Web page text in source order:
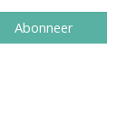
Abonneer